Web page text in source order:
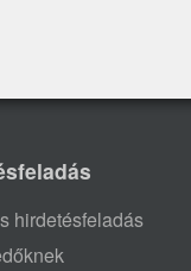
hirdetésfeladás